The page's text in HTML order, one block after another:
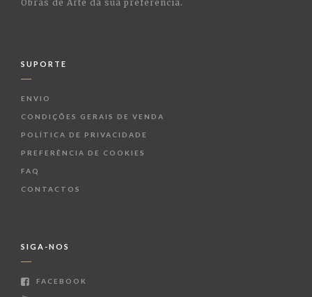
Obras de Arte da sua preferência.
SUPORTE
ENVIO
CONDIÇÕES GERAIS DE VENDA
POLÍTICA DE PRIVACIDADE
PREFERÊNCIA DE COOKIES
FAQ
CONTACTOS
SIGA-NOS
FACEBOOK